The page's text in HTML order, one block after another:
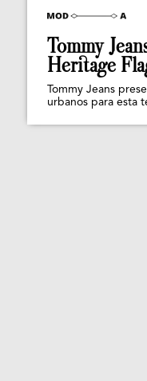
Tommy
Heritage
Tommy Jeans
urbanos para esta